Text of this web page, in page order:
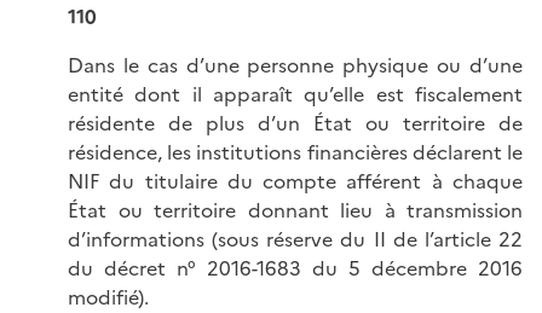
110
Dans le cas d’une personne physique ou d’une
entité dont il apparaît qu’elle est fiscalement
résidente de plus d’un État ou territoire de
résidence, les institutions financières déclarent le
NIF du titulaire du compte afférent à chaque
État ou territoire donnant lieu à transmission
d’informations (sous réserve du II de l’article 22
du décret n° 2016-1683 du 5 décembre 2016
modifié).